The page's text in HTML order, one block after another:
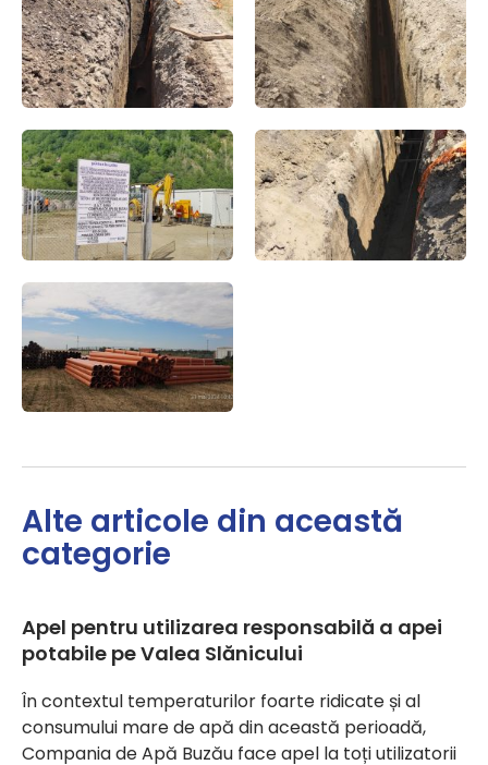
Alte articole din această
categorie
Apel pentru utilizarea responsabilă a apei
potabile pe Valea Slănicului
În contextul temperaturilor foarte ridicate și al
consumului mare de apă din această perioadă,
Compania de Apă Buzău face apel la toți utilizatorii